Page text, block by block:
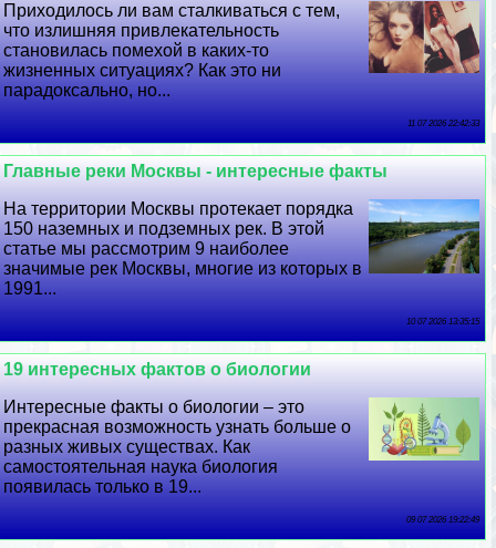
Приходилось ли вам сталкиваться с тем,
что излишняя привлекательность
становилась помехой в каких-то
жизненных ситуациях? Как это ни
парадоксально, но...
11 07 2026 22:42:33
Главные реки Москвы - интересные факты
На территории Москвы протекает порядка
150 наземных и подземных рек. В этой
статье мы рассмотрим 9 наиболее
значимые рек Москвы, многие из которых в
1991...
10 07 2026 13:35:15
19 интересных фактов о биологии
Интересные факты о биологии – это
прекрасная возможность узнать больше о
разных живых существах. Как
самостоятельная наука биология
появилась только в 19...
09 07 2026 19:22:49